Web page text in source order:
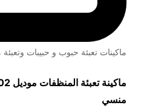
ماكينات تعبئة حبوب و حبيبات
ماكينة تعبئة المنظفات موديل
منسي